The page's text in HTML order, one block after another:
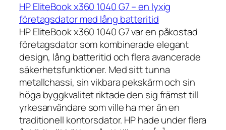
HP EliteBook x360 1040 G7 – en lyxig
företagsdator med lång batteritid
HP EliteBook x360 1040 G7 var en påkostad
företagsdator som kombinerade elegant
design, lång batteritid och flera avancerade
säkerhetsfunktioner. Med sitt tunna
metallchassi, sin vikbara pekskärm och sin
höga byggkvalitet riktade den sig främst till
yrkesanvändare som ville ha mer än en
traditionell kontorsdator. HP hade under flera